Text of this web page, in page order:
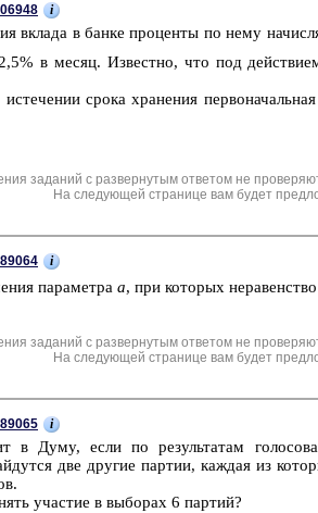
i
вкла­да в банке про­цен­ты по нему
в месяц. Из­вест­но, что под
срока хра­не­ния
заданий с развернутым ответом не
На следующей странице вам будет
i
па­ра­мет­ра a, при ко­то­рых не­ра­вен­ство
заданий с развернутым ответом не
На следующей странице вам будет
i
в Думу, если по ре­зуль­та­там
две дру­гие пар­тии, каж­дая из
уча­стие в вы­бо­рах 6 пар­тий?